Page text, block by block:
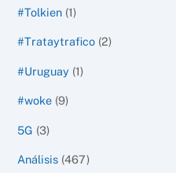
#Tolkien (1)
#Trataytrafico (2)
#Uruguay (1)
#woke (9)
5G (3)
Análisis (467)